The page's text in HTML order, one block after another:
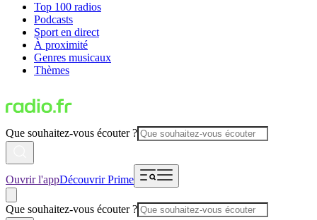
Top 100 radios
Podcasts
Sport en direct
À proximité
Genres musicaux
Thèmes
Que souhaitez-vous écouter ?
Ouvrir l'appDécouvrir Prime
Que souhaitez-vous écouter ?